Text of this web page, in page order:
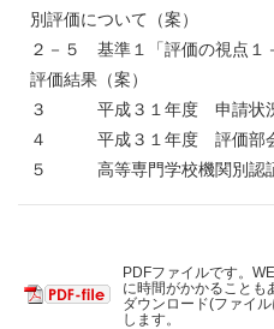
別評価について（案）
２－５ 基準１「評価の視点１
評価結果（案）
３ 平成３１年度 申請状況
４ 平成３１年度 評価部会
５ 高等専門学校機関別認証
PDFファイルです。
に時間がかかることも
ダウンロード(ファイ
します。